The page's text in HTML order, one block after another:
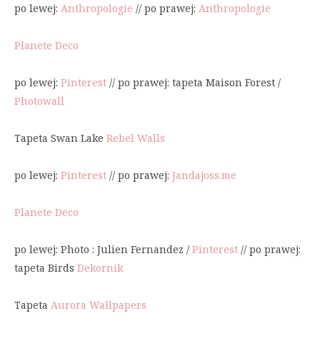
po lewej: Anthropologie // po prawej: Anthropologie
Planete Deco
po lewej: Pinterest // po prawej: tapeta Maison Forest /
Photowall
Tapeta Swan Lake Rebel Walls
po lewej: Pinterest // po prawej: Jandajoss.me
Planete Deco
po lewej: Photo : Julien Fernandez / Pinterest // po prawej:
tapeta Birds Dekornik
Tapeta Aurora Wallpapers